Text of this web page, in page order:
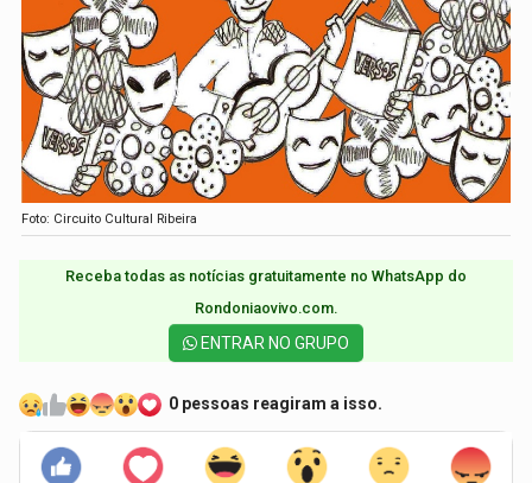
Foto: Circuito Cultural Ribeira
Receba todas as notícias gratuitamente no WhatsApp do
Rondoniaovivo.com.​
ENTRAR NO GRUPO
0 pessoas reagiram a isso.